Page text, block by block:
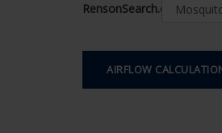
AIRFLOW